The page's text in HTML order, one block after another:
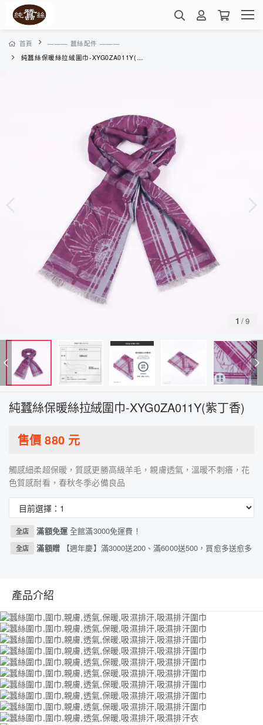
首頁
——— 蠶絲配件 ———
純蠶絲保暖絲拉絨圍巾-XYG0ZA011Y(紫丁香)
1 /9
純蠶絲保暖絲拉絨圍巾-XYG0ZA011Y(紫丁香)
售價880元
觸感細柔超保暖，質感更勝高級羊毛，親膚透氣，溫暖不刺癢，花
色質感耐看，春秋冬季必備良品
全店 滿額免運全館滿3000免運費！
全店 滿額贈 【週年慶】滿3000送200、滿6000送500，買愈多送愈多
產品介紹